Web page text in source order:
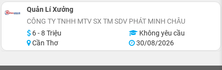
Quản Lí Xưởng
CÔNG TY TNHH MTV SX TM SDV PHÁT MINH CHÂU
6 - 8 Triệu
Không yêu cầu
Cần Thơ
30/08/2026